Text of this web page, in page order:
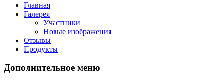
Главная
Галерея
Участники
Новые изображения
Отзывы
Продукты
Дополнительное меню